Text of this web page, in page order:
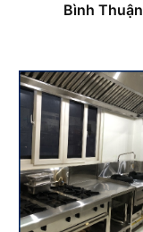
Bình Thuận